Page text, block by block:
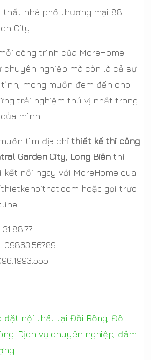
thất nhà phố thương mại 88
City
công trình của MoreHome
chuyên nghiệp mà còn là cả sự
mong muốn đem đến cho
trải nghiệm thú vị nhất trong
mình
tìm địa chỉ thiết kế thi công
Garden City, Long Biên thì
kết nối ngay với MoreHome qua
hoặc gọi trực
09863.56789
đặt nội thất tại Đồi Rồng, Đồ
Dịch vụ chuyên nghiệp, đảm